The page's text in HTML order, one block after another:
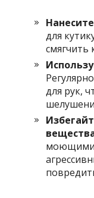
для
смягчить
для рук,
моющими